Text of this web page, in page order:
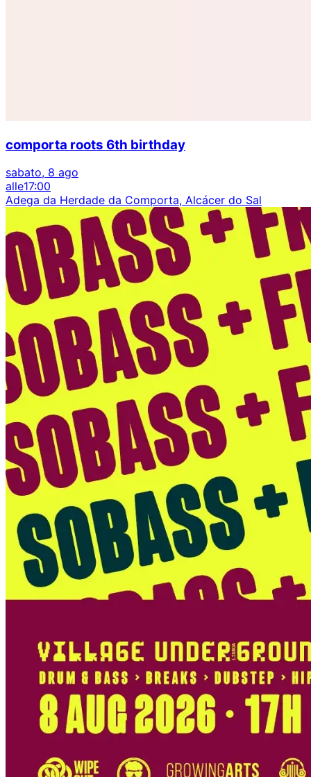
comporta roots 6th birthday
sabato, 8 ago
alle17:00
Adega da Herdade da Comporta, Alcácer do Sal